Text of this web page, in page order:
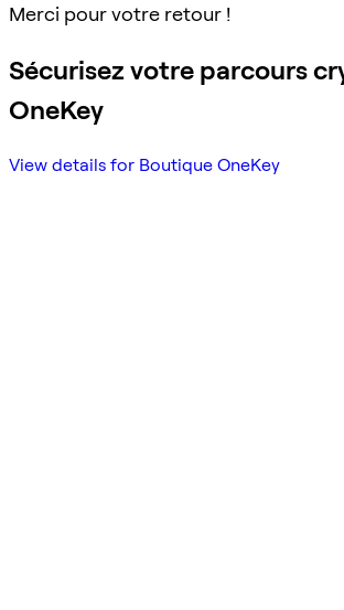
Merci pour votre retour !
Sécurisez votre parcours
OneKey
View details for Boutique OneKey